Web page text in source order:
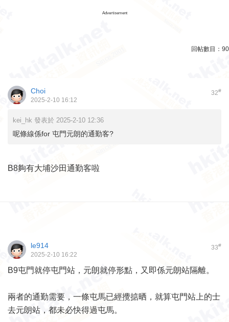
Advertisement
回帖數目： 90
32#
Choi
2025-2-10 16:12
kei_hk 發表於 2025-2-10 12:36
呢條線係for 屯門元朗的通勤客?
B8夠有大埔沙田通勤客啦
33#
le914
2025-2-10 16:22
B9屯門就停屯門站，元朗就停形點，又即係元朗站隔離。
兩者的通勤需要，一條屯馬已經攪掂晒，就算屯門站上的士
去元朗站，都未必快得過屯馬。